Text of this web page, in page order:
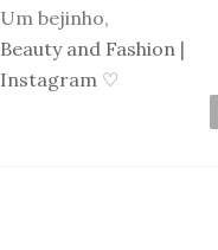
Um bejinho,
Beauty and Fashion |
Instagram ♡